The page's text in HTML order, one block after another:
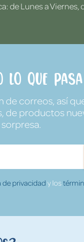
de Lunes a Viernes,
lo que
correos, así
de productos
sorpresa.
de privacidady los